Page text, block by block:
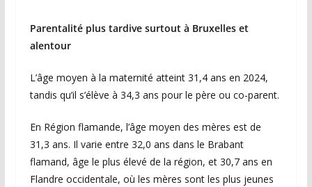
Parentalité plus tardive surtout à Bruxelles et
alentour
L’âge moyen à la maternité atteint 31,4 ans en 2024,
tandis qu’il s’élève à 34,3 ans pour le père ou co-parent.
En Région flamande, l’âge moyen des mères est de
31,3 ans. Il varie entre 32,0 ans dans le Brabant
flamand, âge le plus élevé de la région, et 30,7 ans en
Flandre occidentale, où les mères sont les plus jeunes